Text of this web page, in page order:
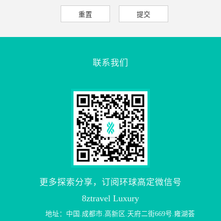
联系我们
更多探索分享，订阅环球高定微信号
8ztravel Luxury
地址：中国.成都市.高新区.天府二街669号.雍湖荟